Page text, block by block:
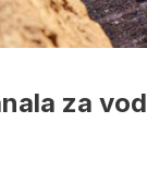
za